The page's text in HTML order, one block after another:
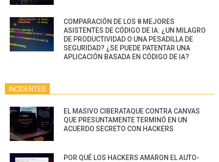
COMPARACIÓN DE LOS 8 MEJORES
ASISTENTES DE CÓDIGO DE IA: ¿UN MILAGRO
DE PRODUCTIVIDAD O UNA PESADILLA DE
SEGURIDAD? ¿SE PUEDE PATENTAR UNA
APLICACIÓN BASADA EN CÓDIGO DE IA?
INCIDENTES
EL MASIVO CIBERATAQUE CONTRA CANVAS
QUE PRESUNTAMENTE TERMINÓ EN UN
ACUERDO SECRETO CON HACKERS
POR QUÉ LOS HACKERS AMARON EL AUTO-